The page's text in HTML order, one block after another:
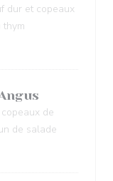
dur et copeaux
thym
de
de salade